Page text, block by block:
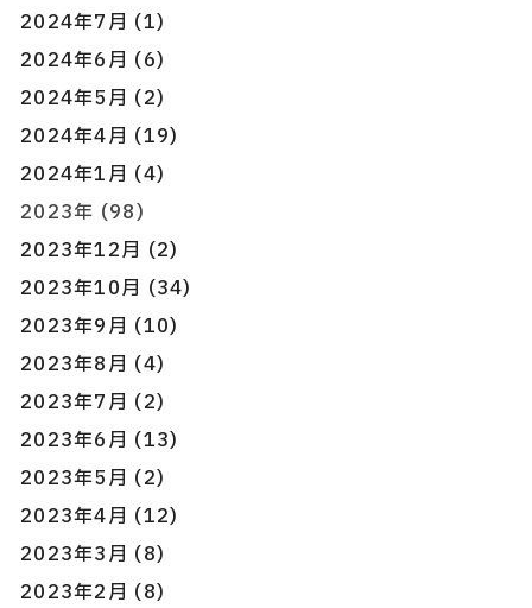
2024年7月 (1)
2024年6月 (6)
2024年5月 (2)
2024年4月 (19)
2024年1月 (4)
2023年 (98)
2023年12月 (2)
2023年10月 (34)
2023年9月 (10)
2023年8月 (4)
2023年7月 (2)
2023年6月 (13)
2023年5月 (2)
2023年4月 (12)
2023年3月 (8)
2023年2月 (8)